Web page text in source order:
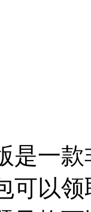
是一
可以